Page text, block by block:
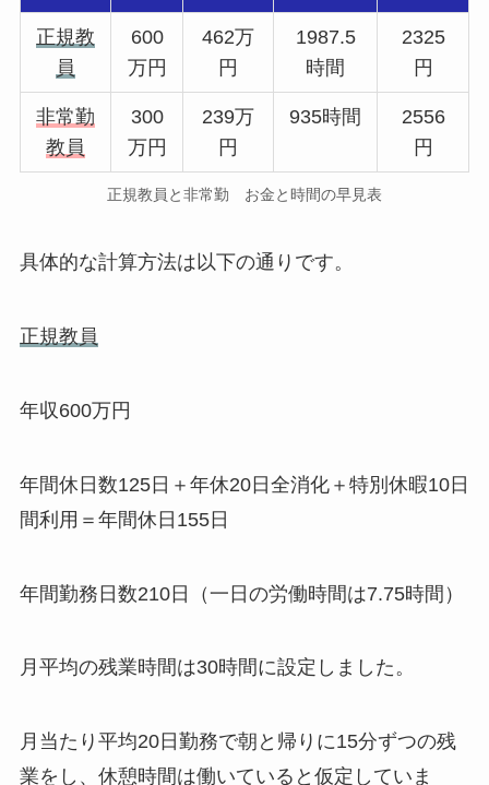
正規教
員
600
万円
462万
円
1987.5
時間
2325
円
非常勤
教員
300
万円
239万
円
935時間
2556
円
正規教員と非常勤 お金と時間の早見表
具体的な計算方法は以下の通りです。
正規教員
年収600万円
年間休日数125日＋年休20日全消化＋特別休暇10日
間利用＝年間休日155日
年間勤務日数210日（一日の労働時間は7.75時間）
月平均の残業時間は30時間に設定しました。
月当たり平均20日勤務で朝と帰りに15分ずつの残
業をし、休憩時間は働いていると仮定していま